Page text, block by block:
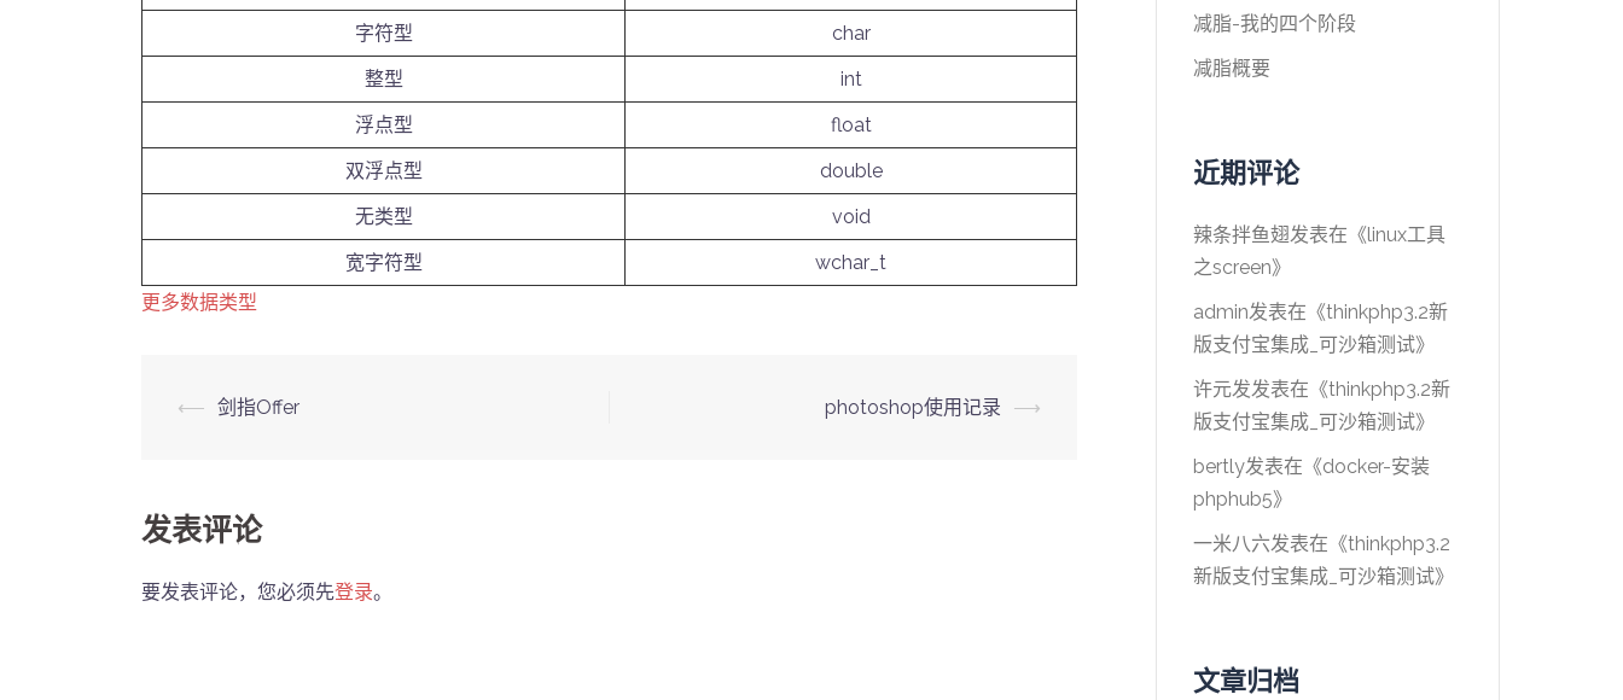
字符型
char
整型
int
浮点型
float
双浮点型
double
无类型
void
宽字符型
wchar_t
更多数据类型
Post
⟵ 剑指Offer photoshop使用记录 ⟶
发表评论
要发表评论，您必须先登录。
减脂-我的四个阶段
减脂概要
近期评论
辣条拌鱼翅发表在《linux工具
之screen》
admin发表在《thinkphp3.2新
版支付宝集成_可沙箱测试》
许元发发表在《thinkphp3.2新
版支付宝集成_可沙箱测试》
bertly发表在《docker-安装
phphub5》
一米八六发表在《thinkphp3.2
新版支付宝集成_可沙箱测试》
文章归档